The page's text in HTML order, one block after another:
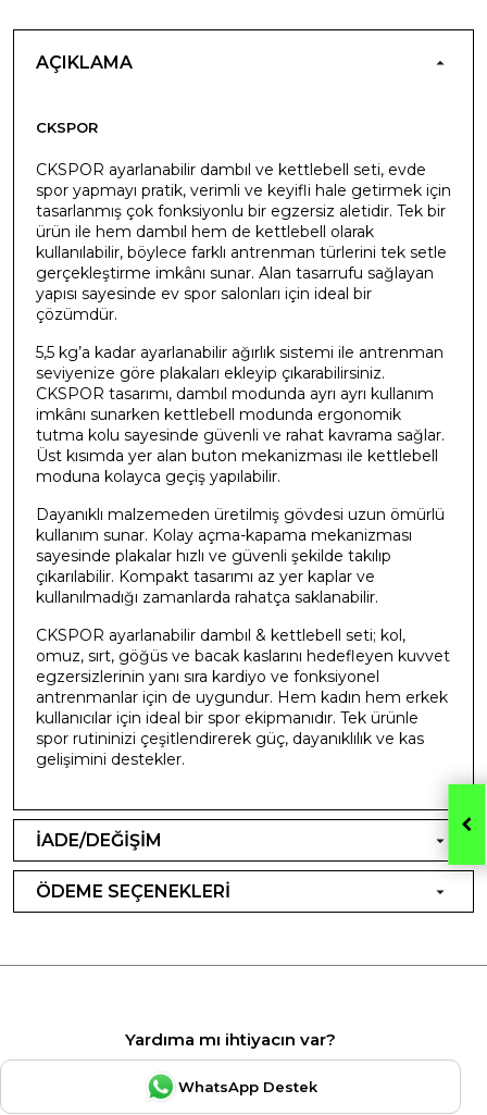
AÇIKLAMA
CKSPOR
CKSPOR ayarlanabilir dambıl ve kettlebell seti, evde
spor yapmayı pratik, verimli ve keyifli hale getirmek için
tasarlanmış çok fonksiyonlu bir egzersiz aletidir. Tek bir
ürün ile hem dambıl hem de kettlebell olarak
kullanılabilir, böylece farklı antrenman türlerini tek setle
gerçekleştirme imkânı sunar. Alan tasarrufu sağlayan
yapısı sayesinde ev spor salonları için ideal bir
çözümdür.
5,5 kg’a kadar ayarlanabilir ağırlık sistemi ile antrenman
seviyenize göre plakaları ekleyip çıkarabilirsiniz.
CKSPOR tasarımı, dambıl modunda ayrı ayrı kullanım
imkânı sunarken kettlebell modunda ergonomik
tutma kolu sayesinde güvenli ve rahat kavrama sağlar.
Üst kısımda yer alan buton mekanizması ile kettlebell
moduna kolayca geçiş yapılabilir.
Dayanıklı malzemeden üretilmiş gövdesi uzun ömürlü
kullanım sunar. Kolay açma-kapama mekanizması
sayesinde plakalar hızlı ve güvenli şekilde takılıp
çıkarılabilir. Kompakt tasarımı az yer kaplar ve
kullanılmadığı zamanlarda rahatça saklanabilir.
CKSPOR ayarlanabilir dambıl & kettlebell seti; kol,
omuz, sırt, göğüs ve bacak kaslarını hedefleyen kuvvet
egzersizlerinin yanı sıra kardiyo ve fonksiyonel
antrenmanlar için de uygundur. Hem kadın hem erkek
kullanıcılar için ideal bir spor ekipmanıdır. Tek ürünle
spor rutininizi çeşitlendirerek güç, dayanıklılık ve kas
gelişimini destekler.
İADE/DEĞİŞİM
ÖDEME SEÇENEKLERİ
Yardıma mı ihtiyacın var?
WhatsApp Destek